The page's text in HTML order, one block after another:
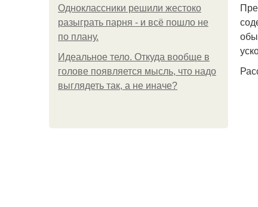
Одноклассники решили жестоко
разыграть парня - и всё пошло не
по плану.
Идеальное тело. Откуда вообще в
голове появляется мысль, что надо
выглядеть так, а не иначе?